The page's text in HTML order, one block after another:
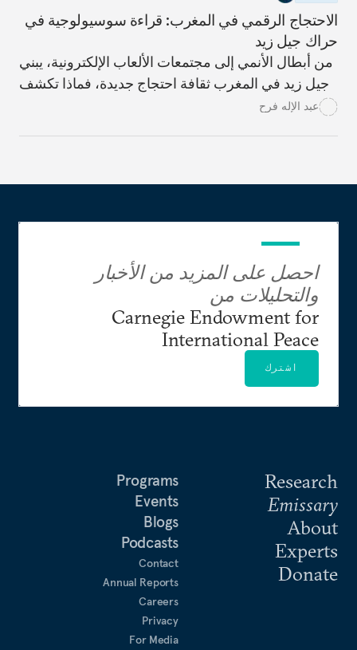
الاحتجاج الرقمي في المغرب: قراءة سوسيولوجية في
حراك جيل زيد
من أبطال الأنمي إلى مجتمعات الألعاب الإلكترونية، يبني
جيل زيد في المغرب ثقافة احتجاج جديدة، فماذا تكشف
هذه المخيلة الرقمية عن السياسة لدى الشباب؟ وكيف
عبد الإله فرح
Research
Emissary
About
Experts
Donate
Programs
Events
Blogs
Podcasts
Contact
Annual Reports
Careers
Privacy
For Media
احصل على المزيد من الأخبار
والتحليلات من
Carnegie Endowment for
International Peace
اشترك